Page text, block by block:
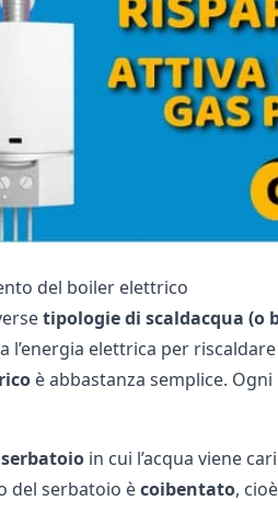
del boiler elettrico
tipologie di scaldacqua (o
l’energia elettrica per
è abbastanza semplice.
serbatoio in cui l’acqua viene
del serbatoio ècoibentato,